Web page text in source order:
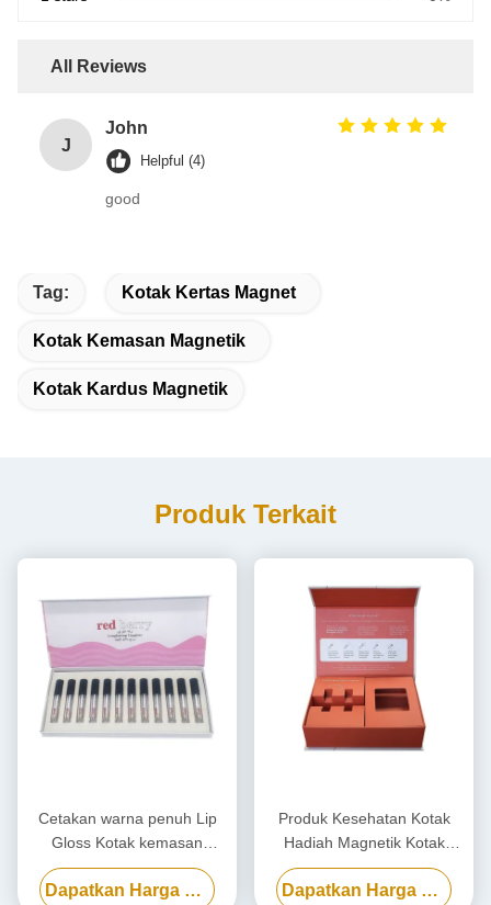
All Reviews
J
John
Helpful (4)
good
Tag: Kotak Kertas Magnet
Kotak Kemasan Magnetik
Kotak Kardus Magnetik
Produk Terkait
Cetakan warna penuh Lip
Gloss Kotak kemasan
kertas, Kotak hadiah
kosmetik cat kukuDapatkan Harga Terbaik
Produk Kesehatan Kotak
Hadiah Magnetik Kotak
Kemasan Magnetik
Disesuaikan Dengan
Dapatkan Harga Terbaik